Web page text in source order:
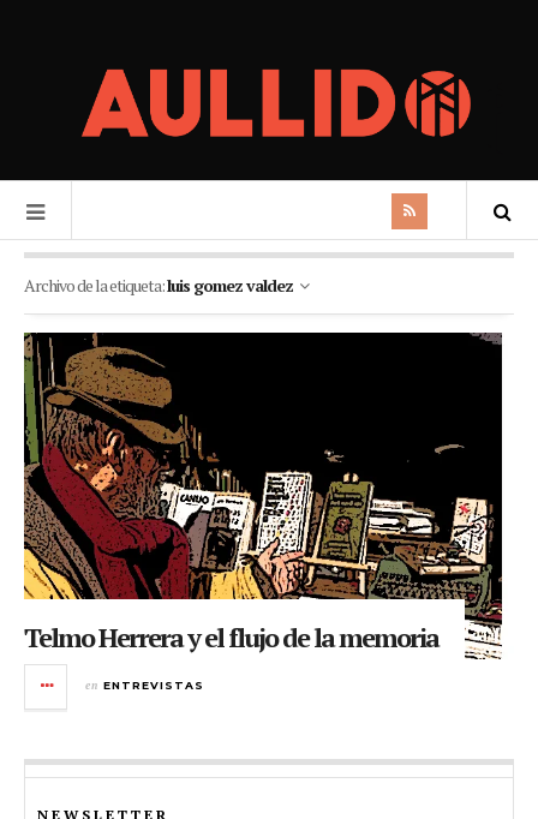
Archivo de la etiqueta:luis gomez valdez
Telmo Herrera y el flujo de la memoria
en ENTREVISTAS
NEWSLETTER